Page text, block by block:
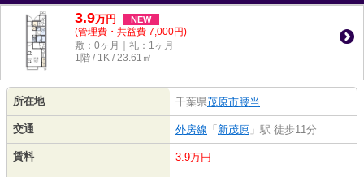
3.9万円 NEW
(管理費・共益費 7,000円)
敷：0ヶ月｜礼：1ヶ月
1階 / 1K / 23.61㎡
所在地 千葉県茂原市腰当
交通 外房線 「 新茂原 」駅 徒歩11分
賃料 3.9万円